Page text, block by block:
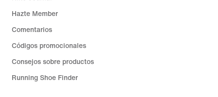
Hazte Member
Comentarios
Códigos promocionales
Consejos sobre productos
Running Shoe Finder